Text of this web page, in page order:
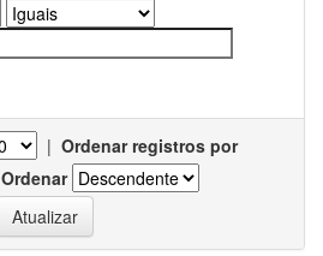
| Ordenar registros por
Ordenar